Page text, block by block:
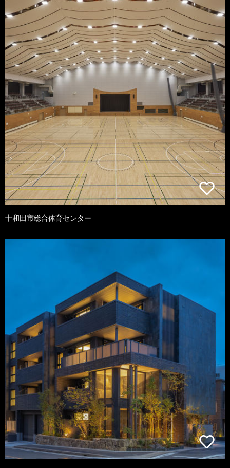
十和田市総合体育センター